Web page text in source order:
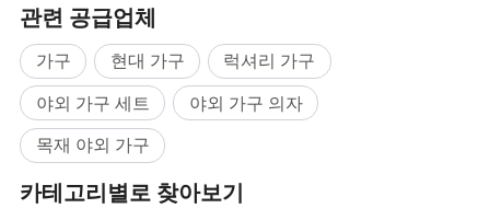
관련 공급업체
가구 현대 가구
럭셔리 가구
야외 가구 세트
야외 가구 의자
목재 야외 가구
카테고리별로 찾아보기